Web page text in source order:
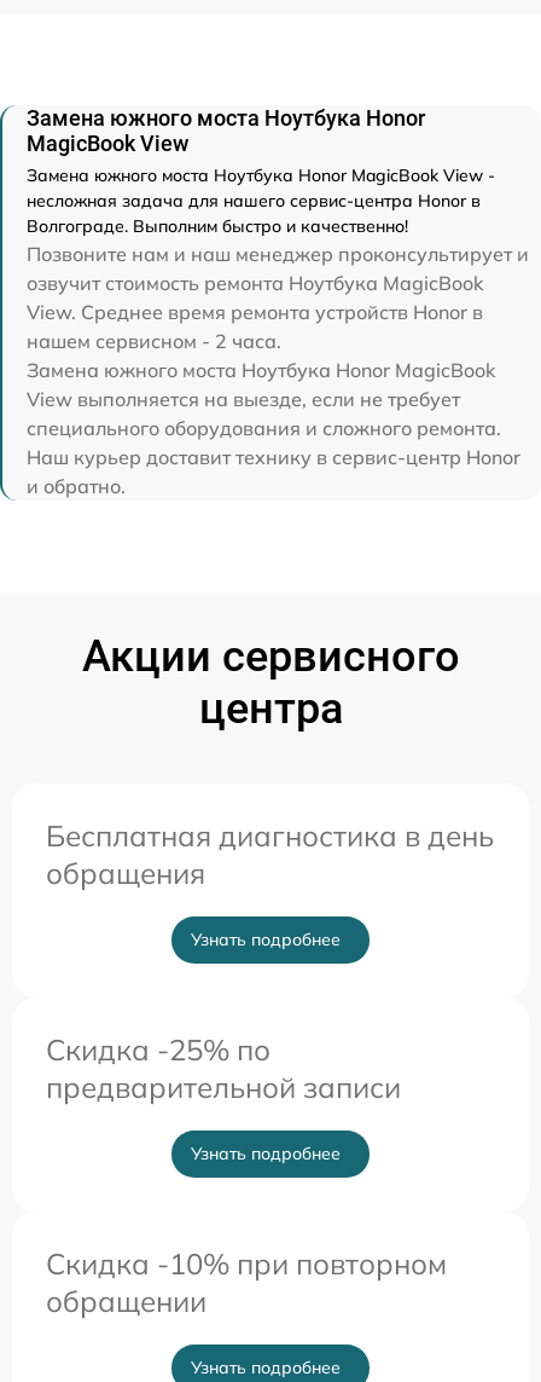
Замена южного моста Ноутбука Honor
MagicBook View
Замена южного моста Ноутбука Honor MagicBook View -
несложная задача для нашего сервис-центра Honor в
Волгограде. Выполним быстро и качественно!
Позвоните нам и наш менеджер проконсультирует и
озвучит стоимость ремонта Ноутбука MagicBook
View. Среднее время ремонта устройств Honor в
нашем сервисном - 2 часа.
Замена южного моста Ноутбука Honor MagicBook
View выполняется на выезде, если не требует
специального оборудования и сложного ремонта.
Наш курьер доставит технику в сервис-центр Honor
и обратно.
Акции сервисного
центра
Бесплатная диагностика в день
обращения
Узнать подробнее
Скидка -25% по
предварительной записи
Узнать подробнее
Скидка -10% при повторном
обращении
Узнать подробнее